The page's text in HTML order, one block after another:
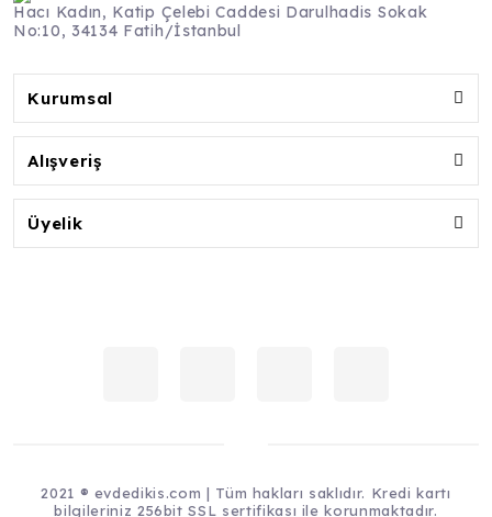
Hacı Kadın, Katip Çelebi Caddesi Darulhadis Sokak
No:10, 34134 Fatih/İstanbul
Kurumsal
Alışveriş
Üyelik
2021 ® evdedikis.com | Tüm hakları saklıdır. Kredi kartı
bilgileriniz 256bit SSL sertifikası ile korunmaktadır.